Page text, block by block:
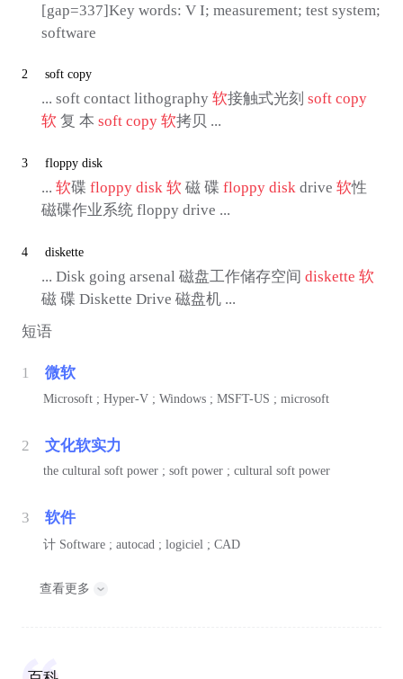
[gap=337]Key words: V I; measurement; test system;
software
2 soft copy
... soft contact lithography 软接触式光刻 soft copy
软 复 本 soft copy 软拷贝 ...
3 floppy disk
... 软碟 floppy disk 软 磁 碟 floppy diskdrive 软性
磁碟作业系统 floppy drive ...
4 diskette
... Disk going arsenal 磁盘工作储存空间 diskette 软
磁 碟 Diskette Drive 磁盘机 ...
短语
1 微软
Microsoft ; Hyper-V ; Windows ; MSFT-US ; microsoft
2 文化软实力
the cultural soft power ; soft power ; cultural soft power
3 软件
计 Software ; autocad ; logiciel ; CAD
查看更多